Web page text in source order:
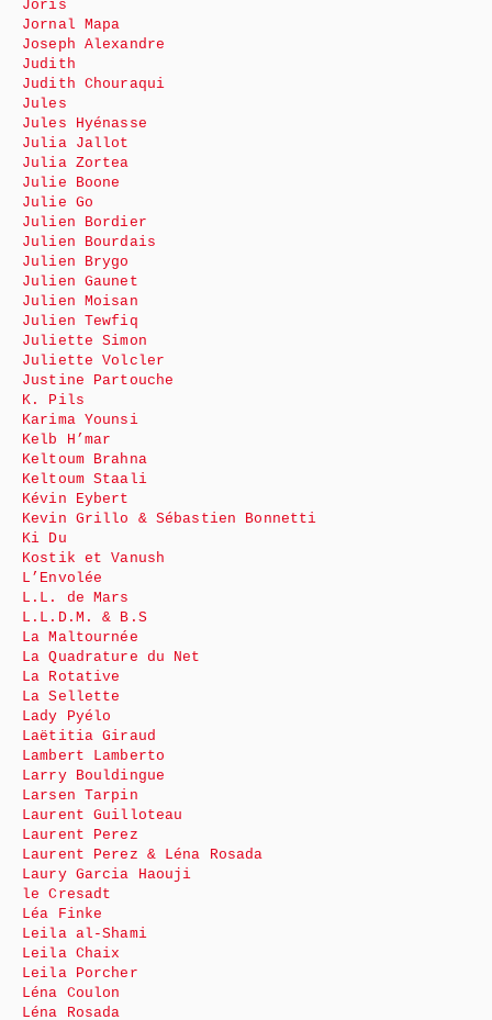
Joris
Jornal Mapa
Joseph Alexandre
Judith
Judith Chouraqui
Jules
Jules Hyénasse
Julia Jallot
Julia Zortea
Julie Boone
Julie Go
Julien Bordier
Julien Bourdais
Julien Brygo
Julien Gaunet
Julien Moisan
Julien Tewfiq
Juliette Simon
Juliette Volcler
Justine Partouche
K. Pils
Karima Younsi
Kelb H’mar
Keltoum Brahna
Keltoum Staali
Kévin Eybert
Kevin Grillo & Sébastien Bonnetti
Ki Du
Kostik et Vanush
L’Envolée
L.L. de Mars
L.L.D.M. & B.S
La Maltournée
La Quadrature du Net
La Rotative
La Sellette
Lady Pyélo
Laëtitia Giraud
Lambert Lamberto
Larry Bouldingue
Larsen Tarpin
Laurent Guilloteau
Laurent Perez
Laurent Perez & Léna Rosada
Laury Garcia Haouji
le Cresadt
Léa Finke
Leila al-Shami
Leila Chaix
Leila Porcher
Léna Coulon
Léna Rosada